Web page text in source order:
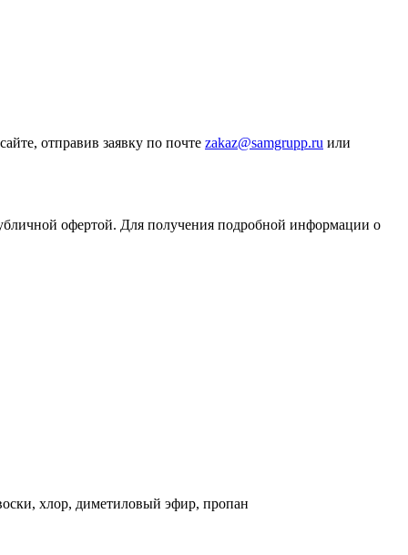
отправив заявку по почте zakaz@samgrupp.ru или
офертой. Для получения подробной информации о
хлор, диметиловый эфир, пропан